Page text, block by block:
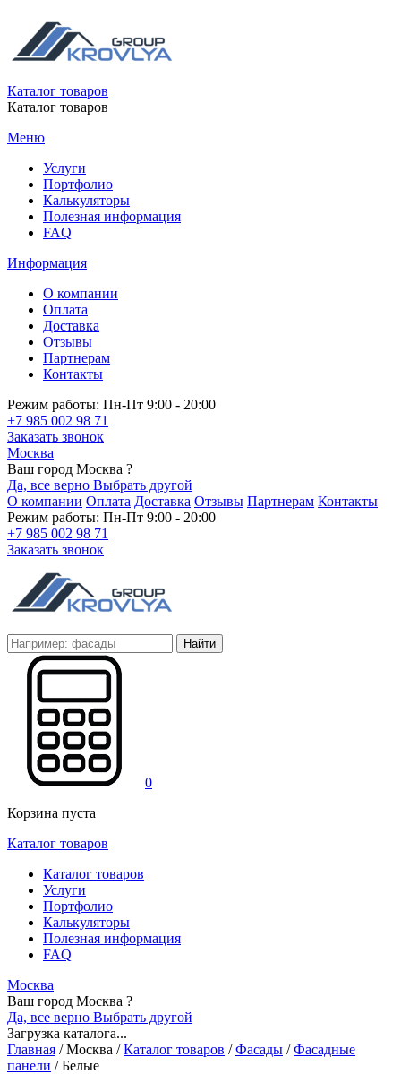
Каталог товаров
Каталог товаров
Меню
Услуги
Портфолио
Калькуляторы
Полезная информация
FAQ
Информация
О компании
Оплата
Доставка
Отзывы
Партнерам
Контакты
Режим работы: Пн-Пт 9:00 - 20:00
+7 985 002 98 71
Заказать звонок
Москва
Ваш город Москва ?
Да, все верно Выбрать другой
О компании Оплата Доставка Отзывы Партнерам Контакты
Режим работы: Пн-Пт 9:00 - 20:00
+7 985 002 98 71
Заказать звонок
Найти
0
Корзина пуста
Каталог товаров
Каталог товаров
Услуги
Портфолио
Калькуляторы
Полезная информация
FAQ
Москва
Ваш город Москва ?
Да, все верно Выбрать другой
Загрузка каталога...
Главная /Москва / Каталог товаров / Фасады / Фасадные
панели /Белые